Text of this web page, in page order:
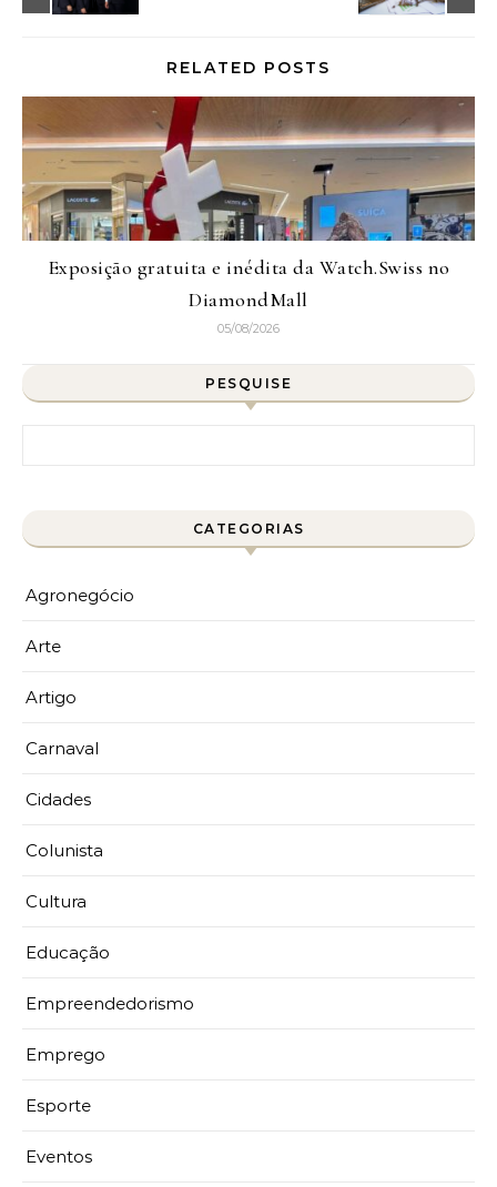
RELATED POSTS
Exposição gratuita e inédita da Watch.Swiss no
DiamondMall
05/08/2026
PESQUISE
CATEGORIAS
Agronegócio
Arte
Artigo
Carnaval
Cidades
Colunista
Cultura
Educação
Empreendedorismo
Emprego
Esporte
Eventos